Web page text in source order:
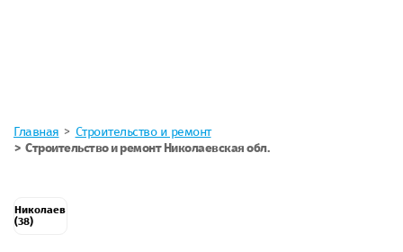
Главная
Строительство и ремонт
Строительство и ремонт Николаевская обл.
Николаев
(38)